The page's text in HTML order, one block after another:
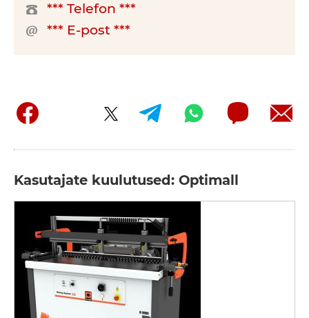
*** Telefon ***
*** E-post ***
Kasutajate kuulutused: Optimall